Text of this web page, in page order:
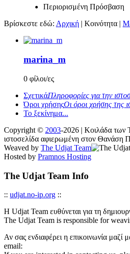
Περιορισμένη Πρόσβαση
Βρίσκεστε εδώ: Αρχική | Κοινότητα |
marina_m
0 φίλοι/ες
ΣχετικάΠληροφορίες για την
Όροι χρήσηςΟι όροι χρήσης της
Το ξεκίνημα...
Copyright © 2003-2026 | Κοιλάδα των
ιστοσελίδα αφιερωμένη στον Θανάση
Weaved by The Udjat Team
Hosted by Pramnos Hosting
The Udjat Team Info
:: udjat.no-ip.org ::
Η Udjat Team ευθύνεται για τη
The Udjat Team is responsible for
Αν σας ενδιαφέρει η επικοινωνία μαζί
email: